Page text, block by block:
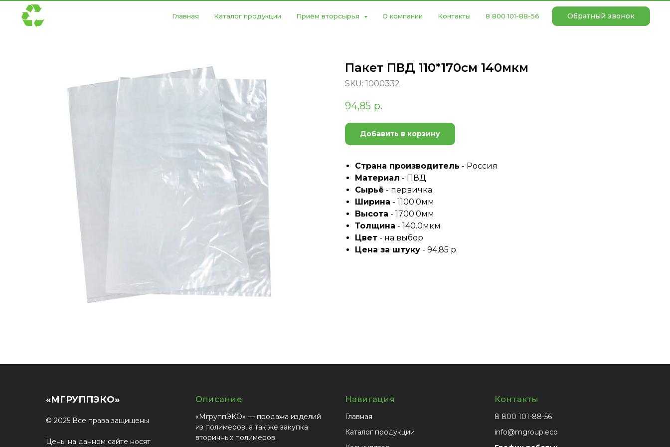
Главная Каталог продукции Приём вторсырья О компании Контакты 8 800 101-88-56 Обратный звонок
Пакет ПВД 110*170см 140мкм
SKU: 1000332
94,85 р.
Добавить в корзину
Страна производитель - Россия
Материал - ПВД
Сырьё - первичка
Ширина - 1100.0мм
Высота - 1700.0мм
Толщина - 140.0мкм
Цвет - на выбор
Цена за штуку - 94,85 р.
«МГРУППЭКО»
© 2025 Все права защищены
Цены на данном сайте носят
Описание
«МгруппЭКО» — продажа изделий
из полимеров, а так же закупка
вторичных полимеров.
Навигация
Главная
Каталог продукции
Контакты
8 800 101-88-56
info@mgroup.eco